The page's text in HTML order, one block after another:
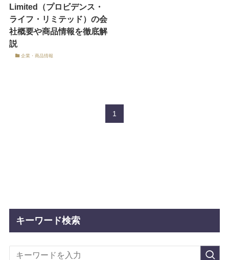
Limited（プロビデンス・
ライフ・リミテッド）の会
社概要や商品情報を徹底解
説
企業・商品情報
1
キーワード検索